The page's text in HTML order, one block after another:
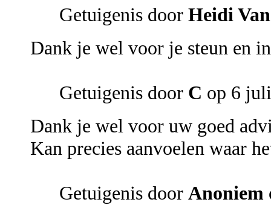
Getuigenis door Heidi
Dank je wel voor je steun en
Getuigenis door C op 6
Dank je wel voor uw goed
Kan precies aanvoelen waar
Getuigenis door Anoniem